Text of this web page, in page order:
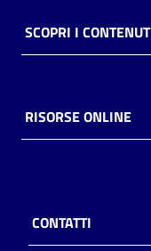
SCOPRI I
RISORSE ONLINE
CONTATTI